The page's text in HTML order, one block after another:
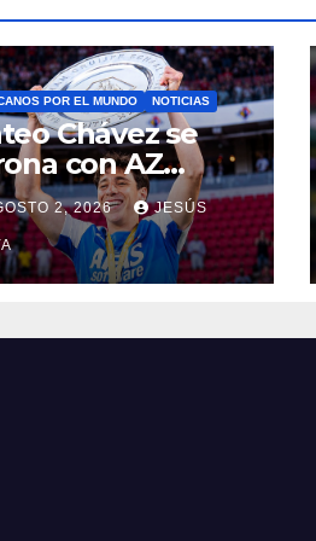
POR EL MUNDO NOTICIAS
Chávez se
con AZ
en la
de
Bajos
2, 2026 JESÚS